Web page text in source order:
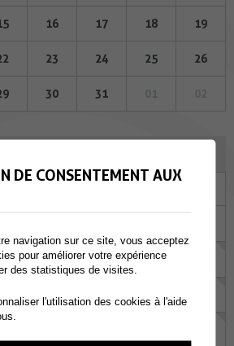
16 17 18 19
23 24 25 26
30 31
06 07 08
13 14 15
DE CONSENTEMENT AUX
navigation sur ce site, vous acceptez
pour améliorer votre expérience
des statistiques de visites.
l'utilisation des cookies à l'aide